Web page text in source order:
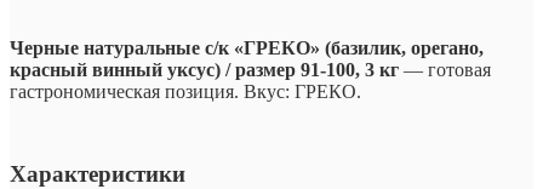
Черные натуральные с/к «ГРЕКО» (базилик, орегано,
красный винный уксус) / размер 91-100, 3 кг — готовая
гастрономическая позиция. Вкус: ГРЕКО.
Характеристики